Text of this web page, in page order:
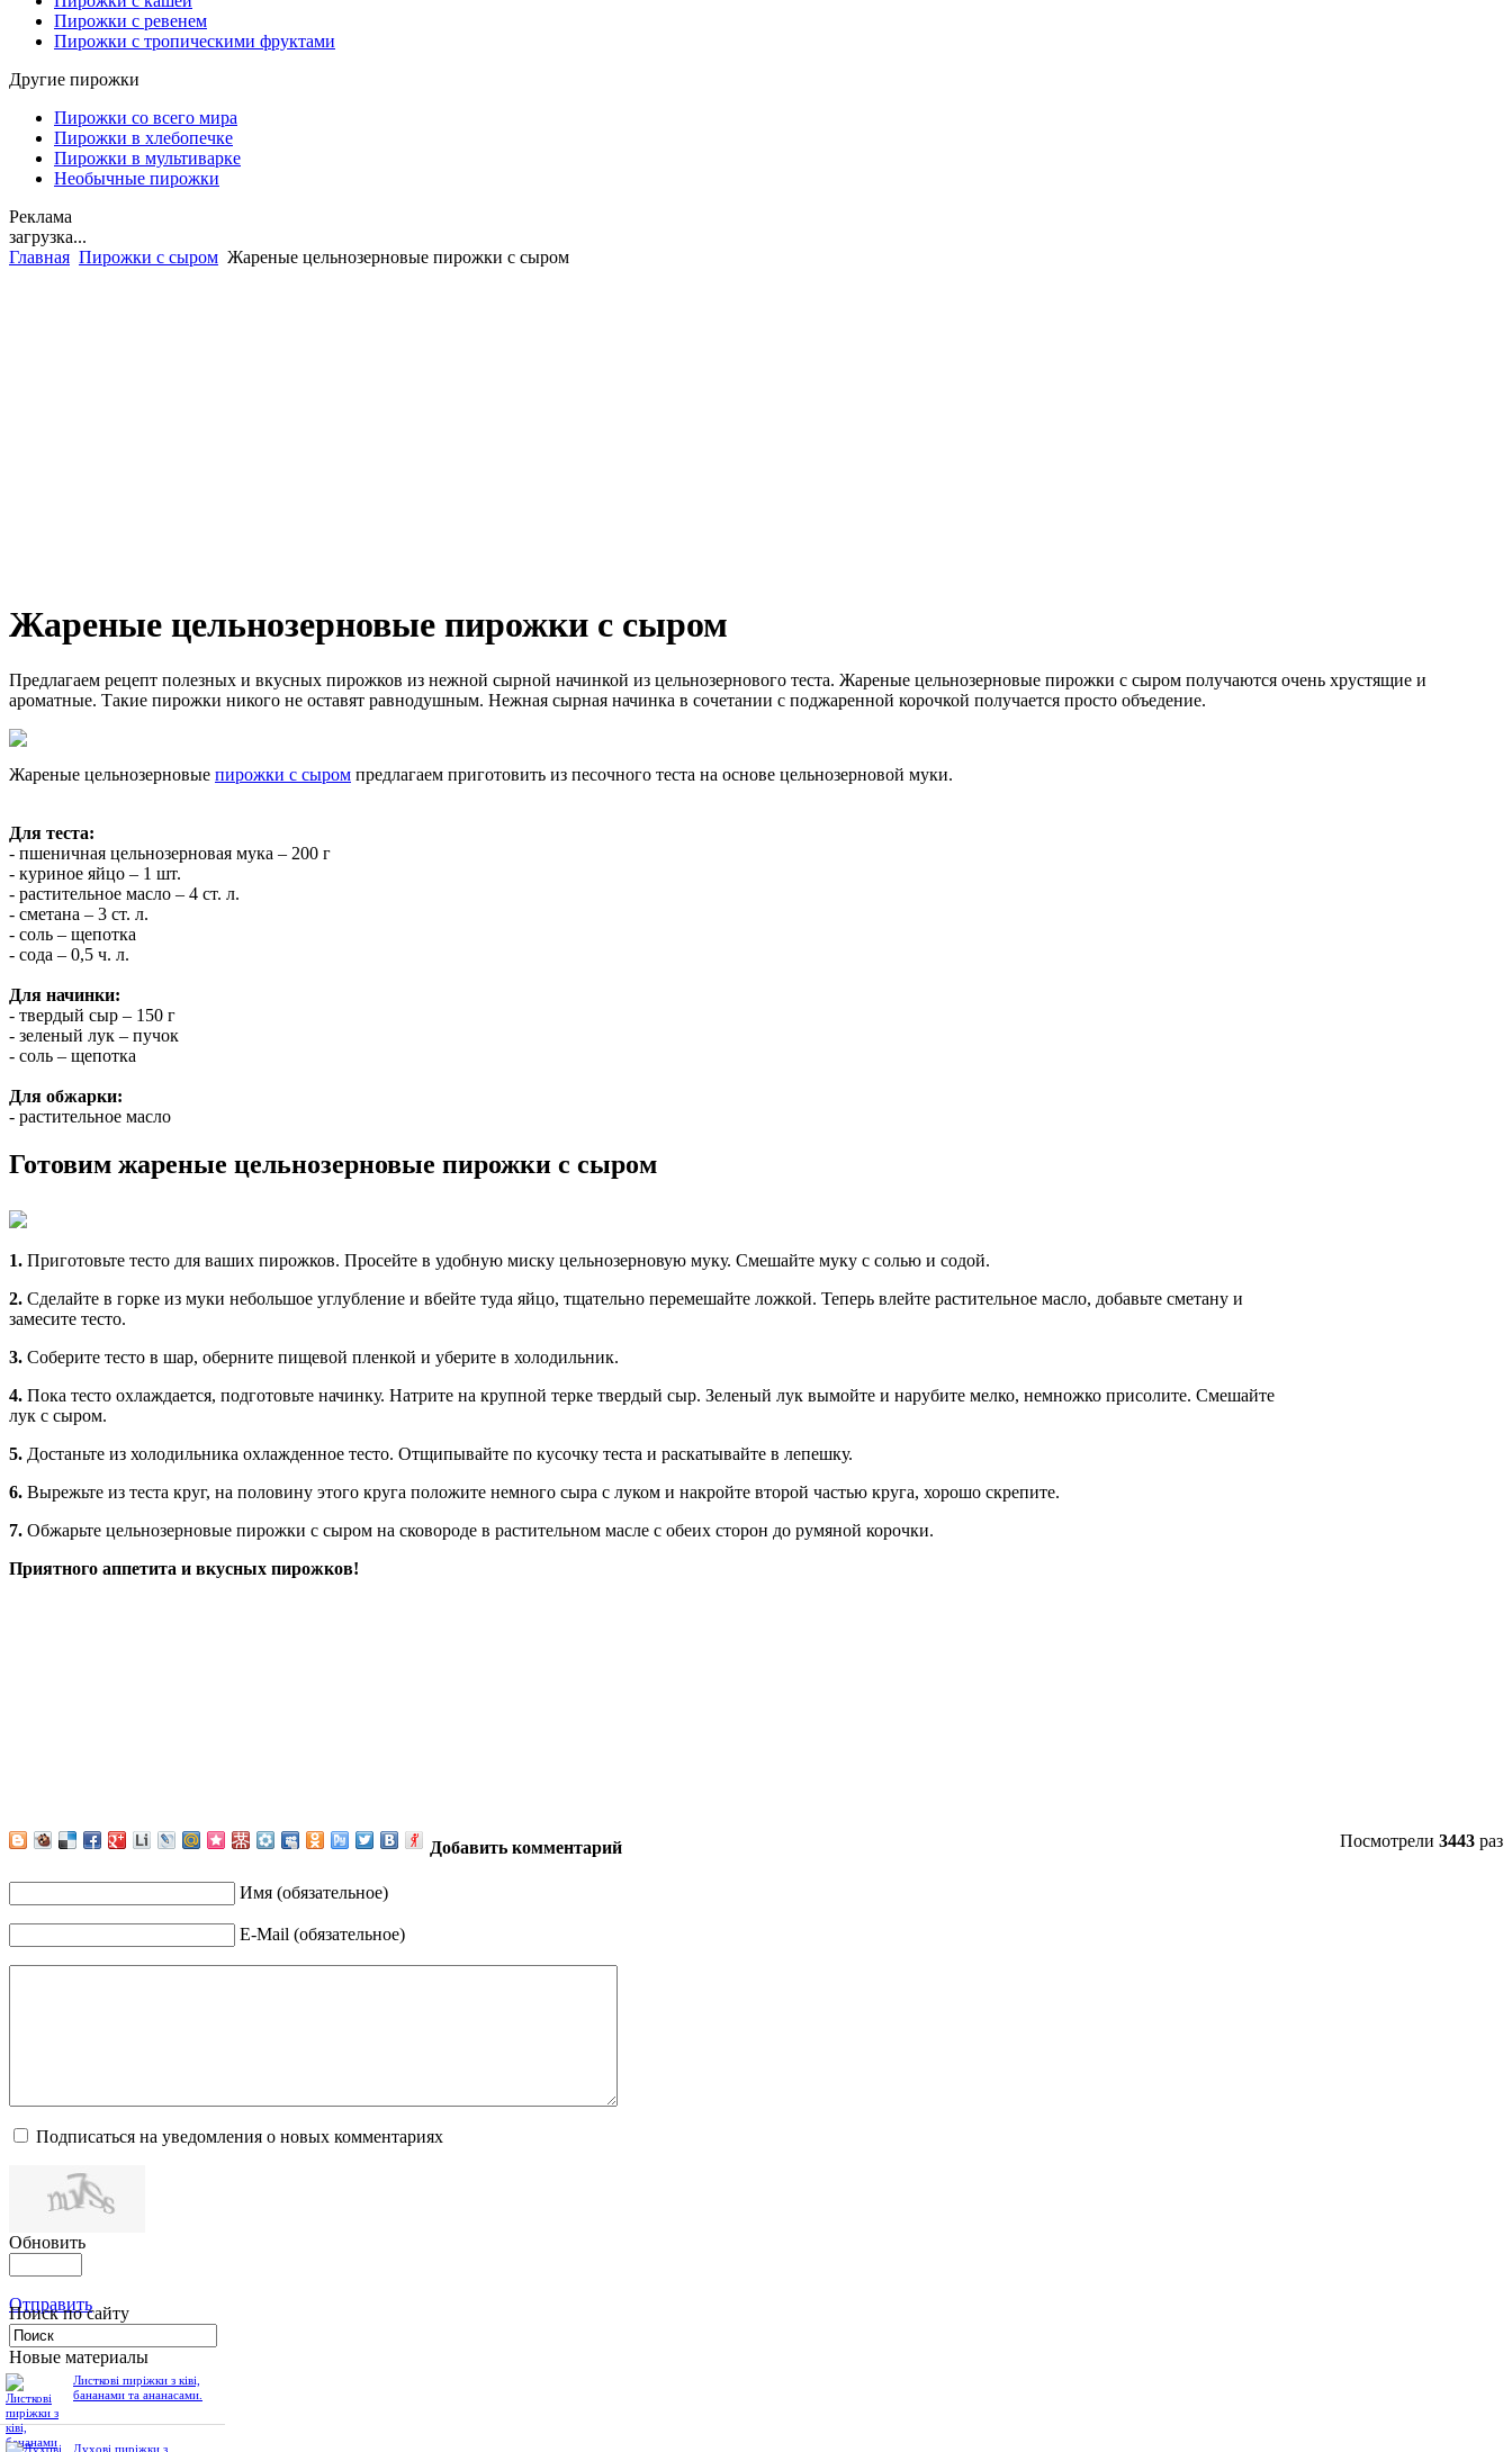
Пирожки с ревенем
Пирожки с тропическими фруктами
Другие пирожки
Пирожки со всего мира
Пирожки в хлебопечке
Пирожки в мультиварке
Необычные пирожки
Реклама
загрузка...
Главная Пирожки с сыром Жареные цельнозерновые пирожки с сыром
Жареные цельнозерновые пирожки с сыром
Предлагаем рецепт полезных и вкусных пирожков из нежной сырной начинкой из цельнозернового теста. Жареные цельнозерновые пирожки с сыром получаются очень хрустящие и
ароматные. Такие пирожки никого не оставят равнодушным. Нежная сырная начинка в сочетании с поджаренной корочкой получается просто объедение.
Жареные цельнозерновые пирожки с сыром предлагаем приготовить из песочного теста на основе цельнозерновой муки.
Для теста:
- пшеничная цельнозерновая мука – 200 г
- куриное яйцо – 1 шт.
- растительное масло – 4 ст. л.
- сметана – 3 ст. л.
- соль – щепотка
- сода – 0,5 ч. л.
Для начинки:
- твердый сыр – 150 г
- зеленый лук – пучок
- соль – щепотка
Для обжарки:
- растительное масло
Готовим жареные цельнозерновые пирожки с сыром
1. Приготовьте тесто для ваших пирожков. Просейте в удобную миску цельнозерновую муку. Смешайте муку с солью и содой.
2. Сделайте в горке из муки небольшое углубление и вбейте туда яйцо, тщательно перемешайте ложкой. Теперь влейте растительное масло, добавьте сметану и
замесите тесто.
3. Соберите тесто в шар, оберните пищевой пленкой и уберите в холодильник.
4. Пока тесто охлаждается, подготовьте начинку. Натрите на крупной терке твердый сыр. Зеленый лук вымойте и нарубите мелко, немножко присолите. Смешайте
лук с сыром.
5. Достаньте из холодильника охлажденное тесто. Отщипывайте по кусочку теста и раскатывайте в лепешку.
6. Вырежьте из теста круг, на половину этого круга положите немного сыра с луком и накройте второй частью круга, хорошо скрепите.
7. Обжарьте цельнозерновые пирожки с сыром на сковороде в растительном масле с обеих сторон до румяной корочки.
Приятного аппетита и вкусных пирожков!
Посмотрели 3443 раз
Добавить комментарий
Имя (обязательное)
E-Mail (обязательное)
Подписаться на уведомления о новых комментариях
Обновить
Отправить
Поиск по сайту
Новые материалы
Листкові пиріжки з ківі,
бананами та ананасами.
Духові пиріжки з